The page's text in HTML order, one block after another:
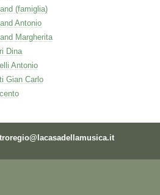
(famiglia)
Antonio
Margherita
Dina
Antonio
Gian Carlo